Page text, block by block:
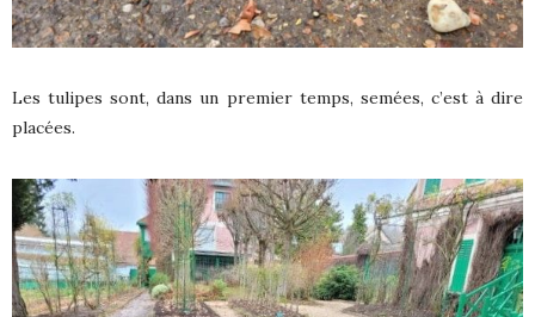
Les tulipes sont, dans un premier temps, semées, c’est à dire
placées.